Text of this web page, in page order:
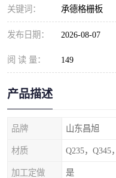
关键词： 承德格栅板
发布日期： 2026-08-07
阅 读 量： 149
产品描述
品牌 山东昌旭
材质 Q235，Q345
加工定做 是